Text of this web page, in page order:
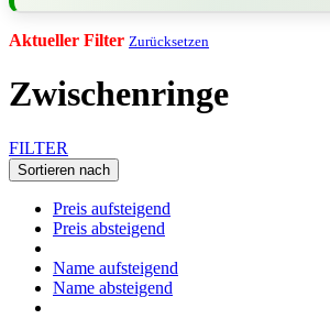
Aktueller Filter Zurücksetzen
Zwischenringe
FILTER
Sortieren nach
Preis aufsteigend
Preis absteigend
Name aufsteigend
Name absteigend